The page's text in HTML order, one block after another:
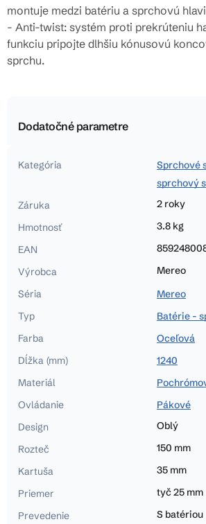
montuje medzi batériu a sprchovú
- Anti-twist: systém proti prekrúteniu
funkciu pripojte dlhšiu kónusovú
sprchu.
Dodatočné parametre
Kategória
Sprchové
sprchový
Záruka
2 roky
Hmotnosť
3.8 kg
EAN
Výrobca
Mereo
Séria
Mereo
Typ
Batérie -
Farba
Oceľová
Dĺžka (mm)
1240
Materiál
Ovládanie
Pákové
Design
Oblý
Rozteč
150 mm
Kartuša
35 mm
Priemer
tyč 25 mm
Prevedenie
S batériou